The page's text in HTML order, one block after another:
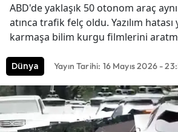
ABD'de yaklaşık 50 otonom araç
atınca trafik felç oldu. Yazılım
karmaşa bilim kurgu filmlerini
Dünya Yayın Tarihi: 16 Mayıs 2026 -